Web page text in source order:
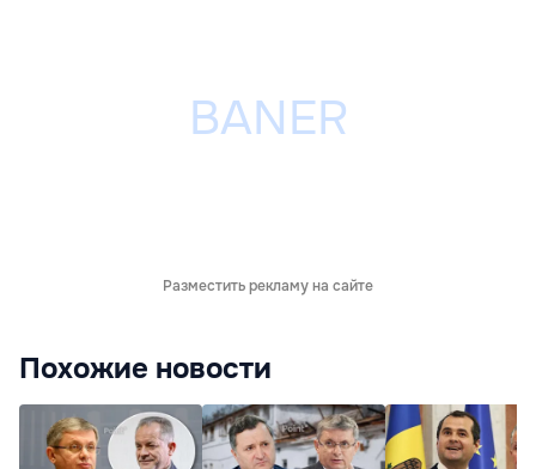
Разместить рекламу на сайте
Похожие новости